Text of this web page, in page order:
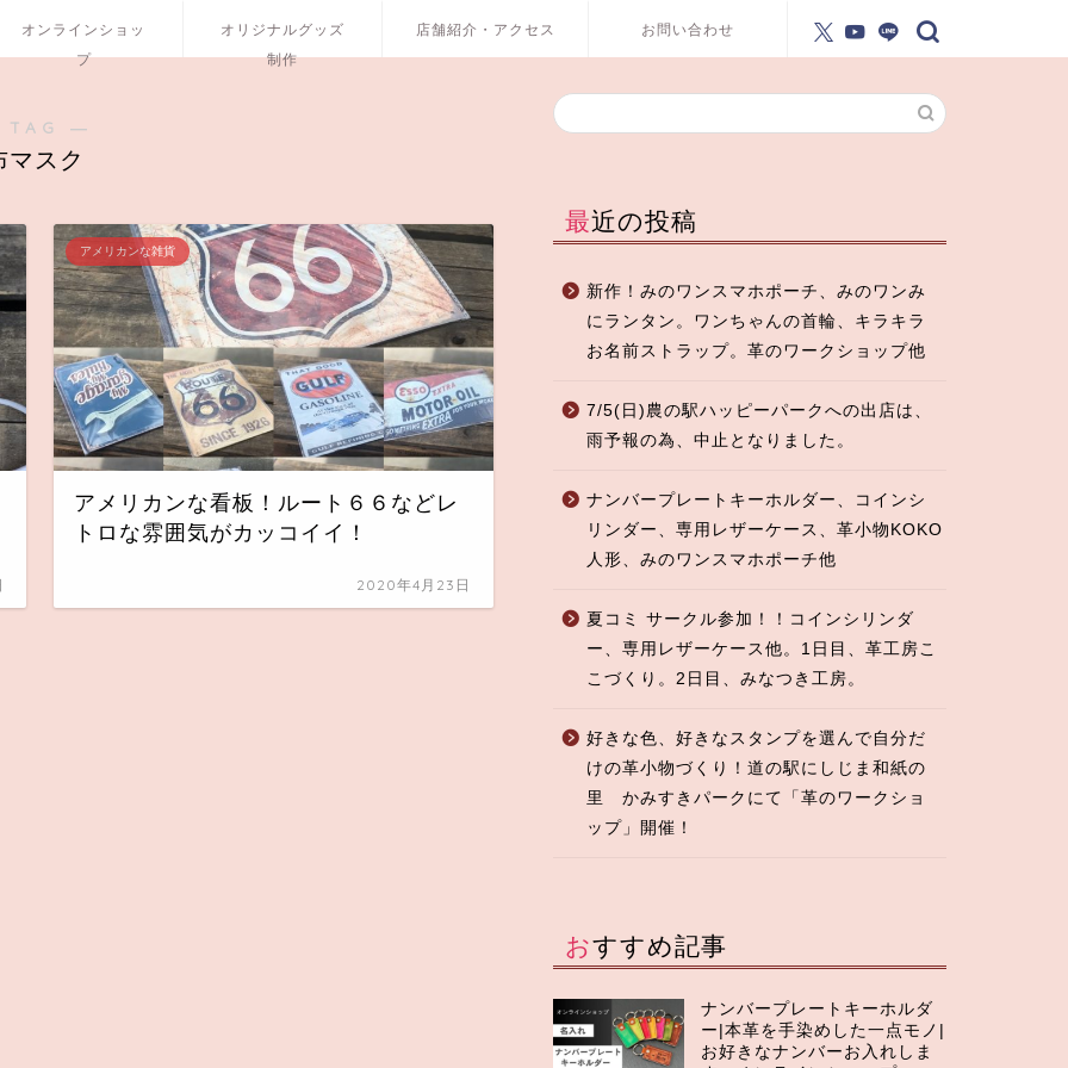
オンラインショッ
プ
オリジナルグッズ
制作
店舗紹介・アクセス お問い合わせ
―
マスク
アメリカンな雑貨
アメリカンな看板！ルート６６などレ
トロな雰囲気がカッコイイ！
2020年4月23日
最近の投稿
新作！みのワンスマホポーチ、みのワンみ
にランタン。ワンちゃんの首輪、キラキラ
お名前ストラップ。革のワークショップ他
7/5(日)農の駅ハッピーパークへの出店は、
雨予報の為、中止となりました。
ナンバープレートキーホルダー、コインシ
リンダー、専用レザーケース、革小物KOKO
人形、みのワンスマホポーチ他
夏コミ サークル参加！！コインシリンダ
ー、専用レザーケース他。1日目、革工房こ
こづくり。2日目、みなつき工房。
好きな色、好きなスタンプを選んで自分だ
けの革小物づくり！道の駅にしじま和紙の
里 かみすきパークにて「革のワークショ
ップ」開催！
おすすめ記事
ナンバープレートキーホルダ
ー|本革を手染めした一点モノ|
お好きなナンバーお入れしま